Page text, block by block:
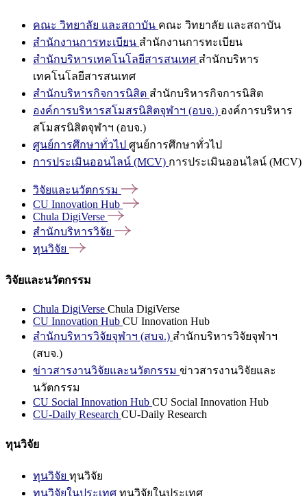
คณะ วิทยาลัย และสถาบัน คณะ วิทยาลัย และสถาบัน
สำนักงานการทะเบียน สำนักงานการทะเบียน
สำนักบริหารเทคโนโลยีสารสนเทศ สำนักบริหาร
เทคโนโลยีสารสนเทศ
สำนักบริหารกิจการนิสิต สำนักบริหารกิจการนิสิต
องค์การบริหารสโมสรนิสิตจุฬาฯ (อบจ.) องค์การบริหาร
สโมสรนิสิตจุฬาฯ (อบจ.)
ศูนย์การศึกษาทั่วไป ศูนย์การศึกษาทั่วไป
การประเมินออนไลน์ (MCV) การประเมินออนไลน์ (MCV)
วิจัยและนวัตกรรม
CU Innovation Hub
Chula DigiVerse
สำนักบริหารวิจัย
ทุนวิจัย
วิจัยและนวัตกรรม
Chula DigiVerse Chula DigiVerse
CU Innovation Hub CU Innovation Hub
สำนักบริหารวิจัยจุฬาฯ (สบจ.) สำนักบริหารวิจัยจุฬาฯ
(สบจ.)
ข่าวสารงานวิจัยและนวัตกรรม ข่าวสารงานวิจัยและ
นวัตกรรม
CU Social Innovation Hub CU Social Innovation Hub
CU-Daily Research CU-Daily Research
ทุนวิจัย
ทุนวิจัย ทุนวิจัย
ทุนวิจัยในประเทศ ทุนวิจัยในประเทศ